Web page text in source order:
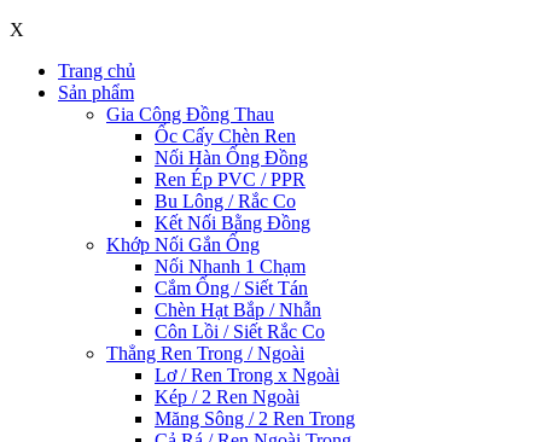
X
Trang chủ
Sản phẩm
Gia Công Đồng Thau
Ốc Cấy Chèn Ren
Nối Hàn Ống Đồng
Ren Ép PVC / PPR
Bu Lông / Rắc Co
Kết Nối Bằng Đồng
Khớp Nối Gắn Ống
Nối Nhanh 1 Chạm
Cắm Ống / Siết Tán
Chèn Hạt Bắp / Nhẫn
Côn Lồi / Siết Rắc Co
Thẳng Ren Trong / Ngoài
Lơ / Ren Trong x Ngoài
Kép / 2 Ren Ngoài
Măng Sông / 2 Ren Trong